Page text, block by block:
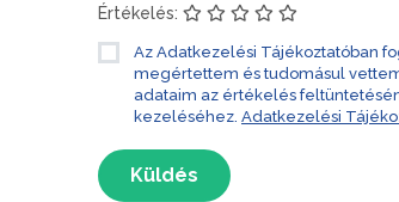
Értékelés:
Az Adatkezelési Tájékoztatóban
megértettem és tudomásul
adataim az értékelés
kezeléséhez. Adatkezelési
Küldés